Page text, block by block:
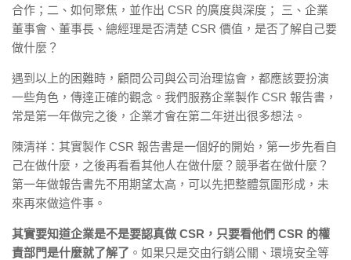
合作；二、如何聚焦，並作出 CSR 的廣度與深度； 三、企業
董事會、董事長、總經理是否清楚 CSR 價值，是否了解自己要
做什麼？
遇到以上的困難時，顧問公司與公司治理協會，都應該要扮演
一些角色，傳達正確的觀念。我們服務企業製作 CSR 報告書，
常是第一年做完之後，企業才會在第二年迸出很多想法。
陳清祥：其實製作 CSR 報告書是一個好的開始，第一步先看自
己在做什麼，之後再看看其他人在做什麼？競爭者在做什麼？
第一年做報告書先不用期望太高，可以先把整體氛圍形成，未
來再來做這件事。
其實要知道企業是不是要認真做 CSR，只要看他們 CSR 的權
責部門是什麼就了解了 。如果只是交由行銷公關、環境安全等